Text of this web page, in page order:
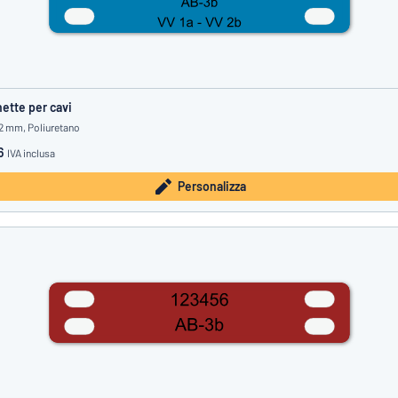
per cavi
mm, Poliuretano
IVA inclusa
Personalizza